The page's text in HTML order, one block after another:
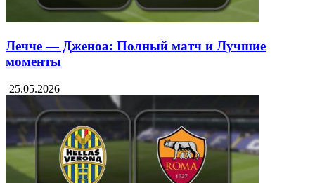
Лечче — Дженоа: Полный матч и Лучшие
моменты
25.05.2026